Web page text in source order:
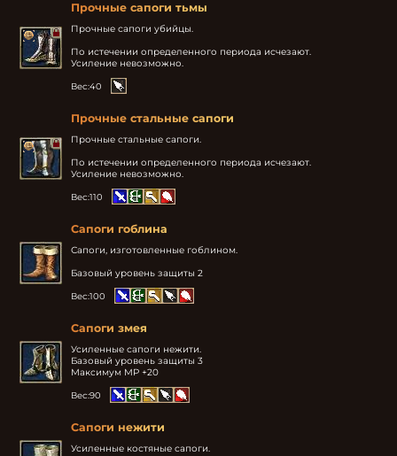
Прочные сапоги тьмы
Прочные сапоги убийцы.
По истечении определенного периода исчезают.
Усиление невозможно.
Вес:40
Прочные стальные сапоги
Прочные стальные сапоги.
По истечении определенного периода исчезают.
Усиление невозможно.
Вес:110
Сапоги гоблина
Сапоги, изготовленные гоблином.
Базовый уровень защиты 2
Вес:100
Сапоги змея
Усиленные сапоги нежити.
Базовый уровень защиты 3
Максимум MP +20
Вес:90
Сапоги нежити
Усиленные костяные сапоги.